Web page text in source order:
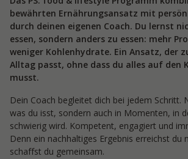
bewährten Ernährungsansatz mit
durch deinen eigenen Coach. Du lernst
essen, sondern anders zu essen: mehr
weniger Kohlenhydrate. Ein Ansatz, der
Alltag passt, ohne dass du alles auf den
musst.
Dein Coach begleitet dich bei jedem Schritt.
was du isst, sondern auch in Momenten, in
schwierig wird. Kompetent, engagiert und
Denn ein nachhaltiges Ergebnis erreichst du
schaffst du gemeinsam.